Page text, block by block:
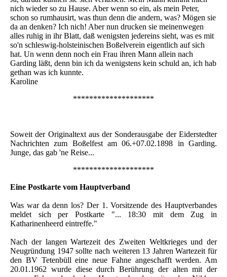
nich wieder so zu Hause. Aber wenn so ein, als mein Peter,
schon so rumhausirt, was thun denn die andern, was? Mögen sie
da an denken? Ich nich! Aber nun drucken sie meinenwegen
alles ruhig in ihr Blatt, daß wenigsten jedereins sieht, was es mit
so'n schleswig-holsteinischen Boßelverein eigentlich auf sich
hat. Un wenn denn noch ein Frau ihren Mann allein nach
Garding läßt, denn bin ich da wenigstens kein schuld an, ich hab
gethan was ich kunnte.
Karoline
********************
Soweit der Originaltext aus der Sonderausgabe der Eiderstedter
Nachrichten zum Boßelfest am 06.+07.02.1898 in Garding.
Junge, das gab 'ne Reise...
********************
Eine Postkarte vom Hauptverband
Was war da denn los? Der 1. Vorsitzende des Hauptverbandes
meldet sich per Postkarte "... 18:30 mit dem Zug in
Katharinenheerd eintreffe."
Nach der langen Wartezeit des Zweiten Weltkrieges und der
Neugründung 1947 sollte nach weiteren 13 Jahren Wartezeit für
den BV Tetenbüll eine neue Fahne angeschafft werden. Am
20.01.1962 wurde diese durch Berührung der alten mit der